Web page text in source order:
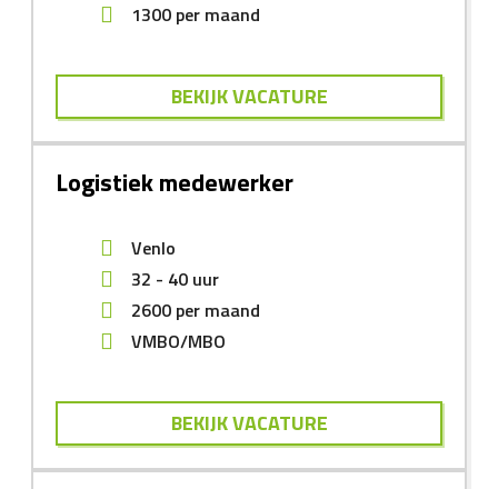
1300 per maand
BEKIJK VACATURE
Logistiek medewerker
Venlo
32 - 40 uur
2600 per maand
VMBO/MBO
BEKIJK VACATURE